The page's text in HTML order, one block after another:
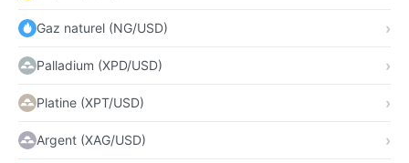
Gaz naturel (NG/USD)
Palladium (XPD/USD)
Platine (XPT/USD)
Argent (XAG/USD)